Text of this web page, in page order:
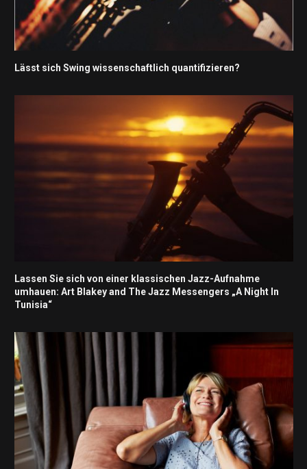
Lässt sich Swing wissenschaftlich quantifizieren?
Lassen Sie sich von einer klassischen Jazz-Aufnahme
umhauen: Art Blakey and The Jazz Messengers „A Night In
Tunisia“